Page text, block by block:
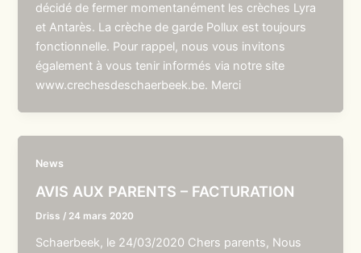
décidé de fermer momentanément les crèches Lyra
et Antarès. La crèche de garde Pollux est toujours
fonctionnelle. Pour rappel, nous vous invitons
également à vous tenir informés via notre site
www.crechesdeschaerbeek.be. Merci
News
AVIS AUX PARENTS – FACTURATION
Driss / 24 mars 2020
Schaerbeek, le 24/03/2020 Chers parents, Nous